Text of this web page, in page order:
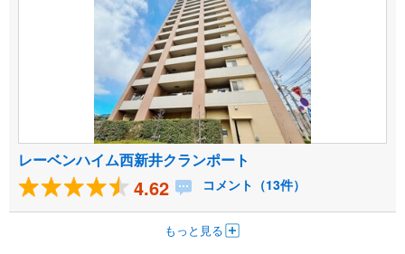
レーベンハイム西新井クランポート
4.62 コメント（13件）
もっと見る